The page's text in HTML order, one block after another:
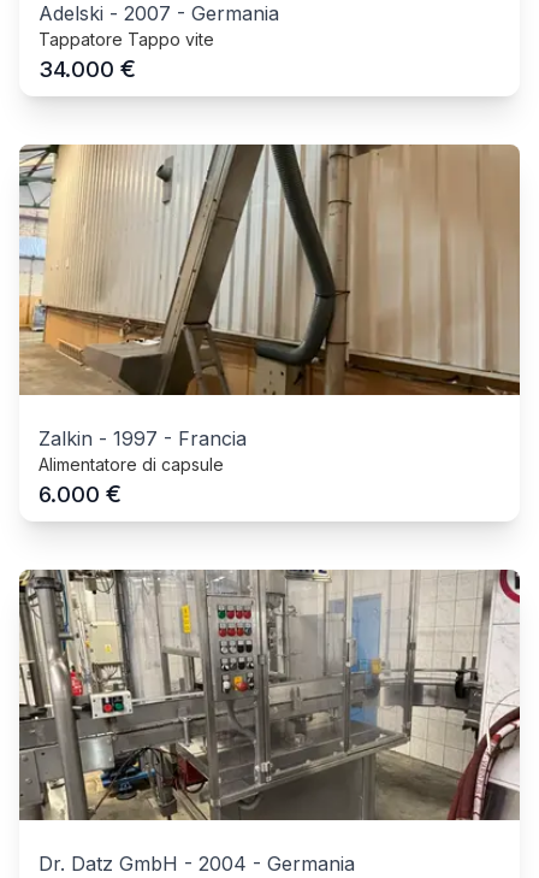
Adelski - 2007 - Germania
Tappatore Tappo vite
34.000 €
Zalkin - 1997 - Francia
Alimentatore di capsule
6.000 €
Dr. Datz GmbH - 2004 - Germania